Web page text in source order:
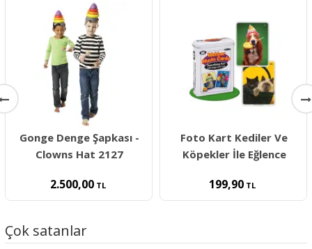
Gonge Denge Şapkası -
Clowns Hat 2127
2.500,00TL
Foto Kart Kediler Ve
Köpekler İle Eğlence
199,90 TL
Çok satanlar